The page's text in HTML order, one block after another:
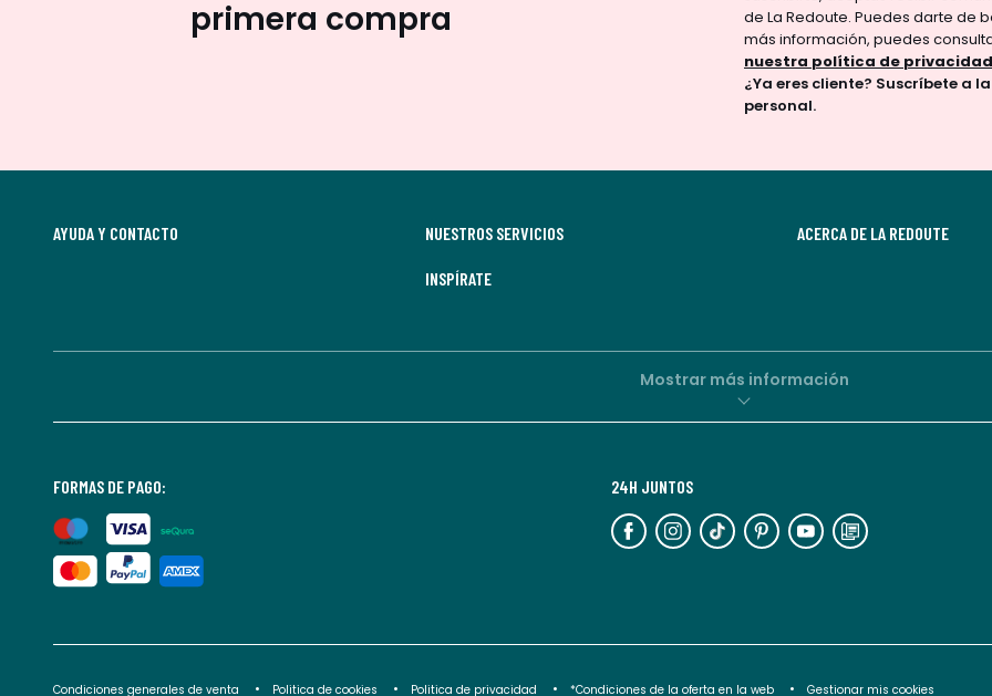
para
confirmar
tu
suscripción.
Al
aceptas
comunicaciones
parte
de
La
de
baja
momento.
primera compra
de La Redoute. Puedes darte de
más información, puedes
nuestra política de privacidad
¿Ya eres cliente? Suscríbete a
personal.
AYUDA Y CONTACTO NUESTROS SERVICIOS
INSPÍRATE
ACERCA DE LA REDOUTE
Mostrar más información
FORMAS DE PAGO: 24H JUNTOS
Condiciones generales de venta Politica de cookies Politica de privacidad *Condiciones de la oferta en la web Gestionar mis cookies